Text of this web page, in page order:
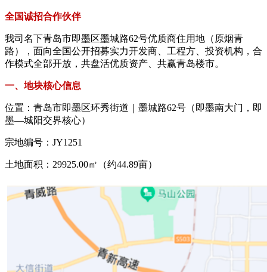
全国诚招合作伙伴
我司名下青岛市即墨区墨城路62号优质商住用地（原烟青
路），面向全国公开招募实力开发商、工程方、投资机构，合
作模式全部开放，共盘活优质资产、共赢青岛楼市。
一、地块核心信息
位置：青岛市即墨区环秀街道｜墨城路62号（即墨南大门，即
墨—城阳交界核心）
宗地编号：JY1251
土地面积：29925.00㎡（约44.89亩）